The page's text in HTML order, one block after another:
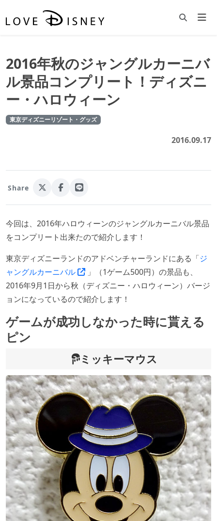
2016年秋のジャングルカーニバ
ル景品コンプリート！ディズニ
ー・ハロウィーン
東京ディズニーリゾート・グッズ
2016.09.17
Share
今回は、2016年ハロウィーンのジャングルカーニバル景品
をコンプリート出来たので紹介します！
東京ディズニーランドのアドベンチャーランドにある「ジ
ャングルカーニバル
」（1ゲーム500円）の景品も、
2016年9月1日から秋（ディズニー・ハロウィーン）バージ
ョンになっているので紹介します！
ゲームが成功しなかった時に貰える
ピン
ミッキーマウス